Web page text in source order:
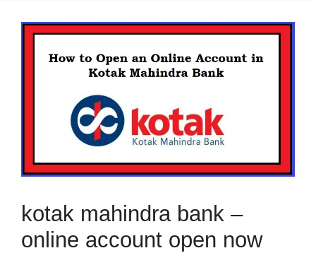
kotak mahindra bank –
online account open now